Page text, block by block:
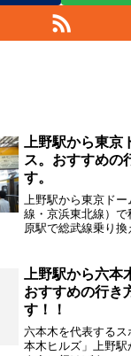
上野駅から東
ス。おすすめの
す。
上野駅から東京ド
線・京浜東北線）
原駅で総武線乗り
上野駅から六本
おすすめの行き
す！！
六本木を代表する
本木ヒルズ」上野